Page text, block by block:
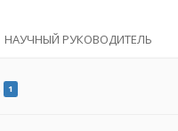
НАУЧНЫЙ РУКОВОДИТЕЛЬ
1